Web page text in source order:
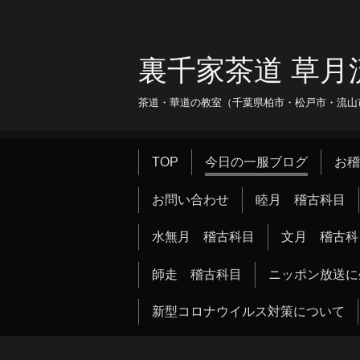
裏千家茶道 草
茶道・華道の教室（千葉県柏市・松戸市・流
TOP 今日の一服ブログ お
お問い合わせ 睦月 稽古科目
水無月 稽古科目 文月 稽古科
師走 稽古科目 ニッポン放送
新型コロナウイルス対策について